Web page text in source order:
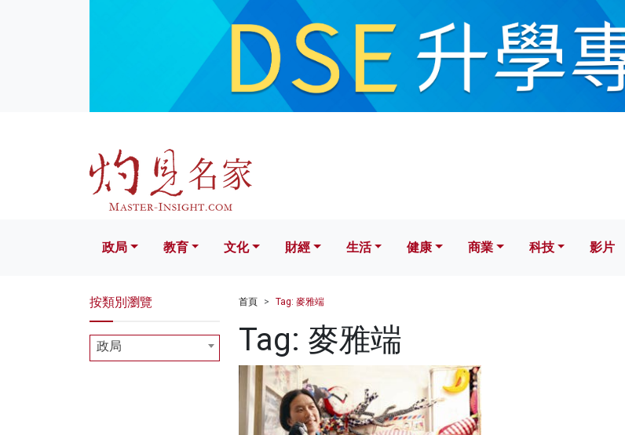
文化 財經 生活 健康 科技 影片
政局 教育 文化 財經 生活 健康 商業 科技 影片
首頁 Tag: 麥雅端
Tag: 麥雅端
按類別瀏覽
政局